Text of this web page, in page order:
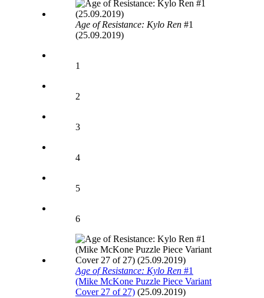
Age of Resistance: Kylo Ren #1
(25.09.2019)
1
2
3
4
5
6
Age of Resistance: Kylo Ren #1
(Mike McKone Puzzle Piece Variant
Cover 27 of 27) (25.09.2019)